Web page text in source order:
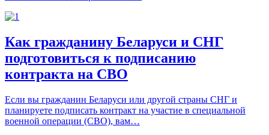
Как гражданину Беларуси и СНГ
подготовиться к подписанию
контракта на СВО
Если вы гражданин Беларуси или другой страны СНГ и
планируете подписать контракт на участие в специальной
военной операции (СВО), вам…